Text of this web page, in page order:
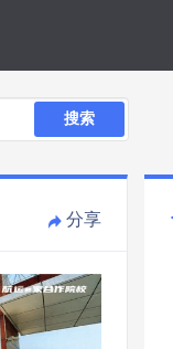
搜索
分享